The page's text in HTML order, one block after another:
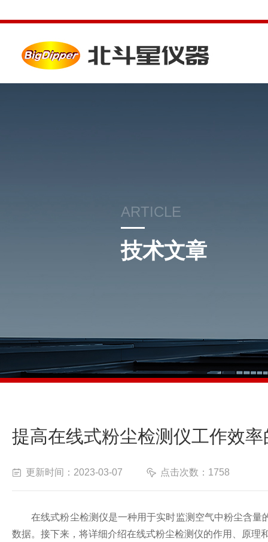
ARTICLE
技术文章
提高在线式粉尘检测仪工作效
更新时间：2023-03-07 点击次数：1758
在线式粉尘检测仪是一种用于实时监测空气中粉尘含量
数据。接下来，将详细介绍在线式粉尘检测仪的作用、原理